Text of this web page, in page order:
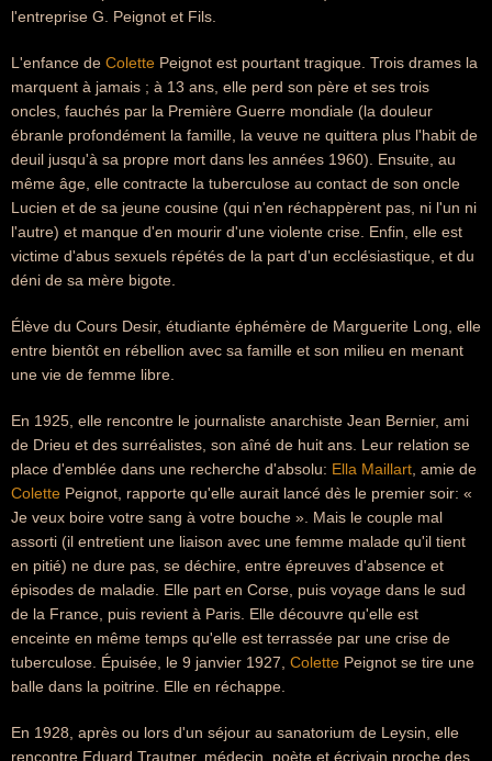
l'entreprise G. Peignot et Fils.
L'enfance de Colette Peignot est pourtant tragique. Trois drames la
marquent à jamais ; à 13 ans, elle perd son père et ses trois
oncles, fauchés par la Première Guerre mondiale (la douleur
ébranle profondément la famille, la veuve ne quittera plus l'habit de
deuil jusqu'à sa propre mort dans les années 1960). Ensuite, au
même âge, elle contracte la tuberculose au contact de son oncle
Lucien et de sa jeune cousine (qui n'en réchappèrent pas, ni l'un ni
l'autre) et manque d'en mourir d'une violente crise. Enfin, elle est
victime d'abus sexuels répétés de la part d'un ecclésiastique, et du
déni de sa mère bigote.
Élève du Cours Desir, étudiante éphémère de Marguerite Long, elle
entre bientôt en rébellion avec sa famille et son milieu en menant
une vie de femme libre.
En 1925, elle rencontre le journaliste anarchiste Jean Bernier, ami
de Drieu et des surréalistes, son aîné de huit ans. Leur relation se
place d'emblée dans une recherche d'absolu: Ella Maillart , amie de
Colette Peignot, rapporte qu'elle aurait lancé dès le premier soir: «
Je veux boire votre sang à votre bouche ». Mais le couple mal
assorti (il entretient une liaison avec une femme malade qu'il tient
en pitié) ne dure pas, se déchire, entre épreuves d'absence et
épisodes de maladie. Elle part en Corse, puis voyage dans le sud
de la France, puis revient à Paris. Elle découvre qu'elle est
enceinte en même temps qu'elle est terrassée par une crise de
tuberculose. Épuisée, le 9 janvier 1927, Colette Peignot se tire une
balle dans la poitrine. Elle en réchappe.
En 1928, après ou lors d'un séjour au sanatorium de Leysin, elle
rencontre Eduard Trautner, médecin, poète et écrivain proche des